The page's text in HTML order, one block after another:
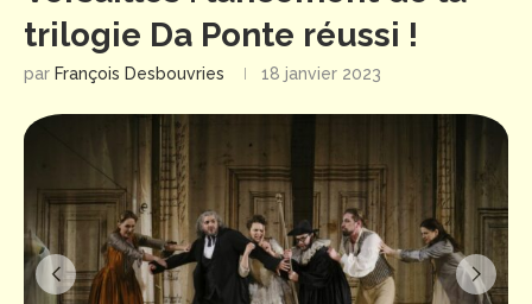
trilogie Da Ponte réussi !
par François Desbouvries 18 janvier 2023